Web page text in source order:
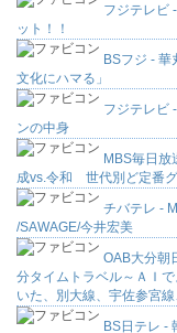
フジテレビ
ット！！
BSフジ -
文化にハマる」
フジテレビ
ンの中身
MBS毎日放
成vs.令和 世代別ど定番グ
チバテレ -
/SAWAGE/今井宏美
OAB大分朝
分タイムトラベル～ＡＩ
いた、別大線、宇佐参宮
BS日テレ -